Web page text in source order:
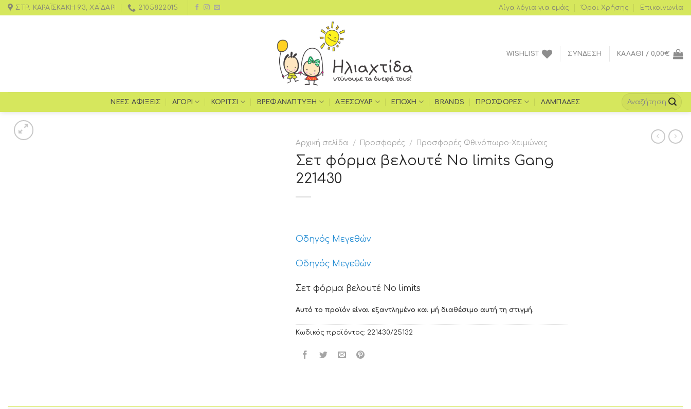
ΣΤΡ. ΚΑΡΑΪΣΚΆΚΗ 93, ΧΑΪΔΆΡΙ 2105822015 Λίγα λόγια για εμάς Όροι Xρήσης Επικοινωνία
WISHLIST ΣΎΝΔΕΣΗ ΚΑΛΆΘΙ / 0,00€
ΝΕΕΣ ΑΦΙΞΕΙΣ ΑΓΌΡΙ ΚΟΡΊΤΣΙ ΒΡΕΦΑΝΆΠΤΥΞΗ ΑΞΕΣΟΥΆΡ ΕΠΟΧΉ BRANDS ΠΡΟΣΦΟΡΈΣ ΛΑΜΠΆΔΕΣ
Αρχική σελίδα / Προσφορές / Προσφορές Φθινόπωρο-Χειμώνας
Σετ φόρμα βελουτέ No limits Gang
221430
Οδηγός Μεγεθών
Οδηγός Μεγεθών
Σετ φόρμα βελουτέ No limits
Αυτό το προϊόν είναι εξαντλημένο και μή διαθέσιμο αυτή τη στιγμή.
Κωδικός προϊόντος: 221430/25132